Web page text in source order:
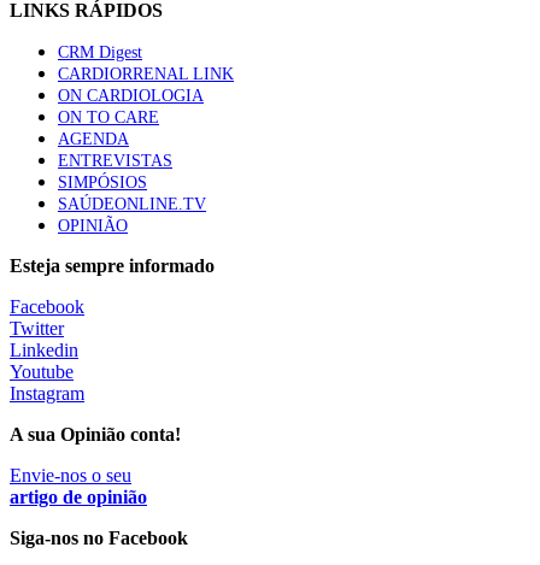
Quase quatro em cada dez doentes com enfarte
88 visualizações
Trodelvy aprovado para primeira linha no cancro da
mama triplo negativo metastático em doentes não
elegíveis para inibidores PD-(L)1
61 visualizações
MAIS NOTÍCIAS
Quase 11.900 jovens recorreram aos cheques psicólogo e
nutricionista no primeiro mês
7 Ago, 2026
ULS de Coimbra estreia cirurgia endoscópica do ouvido com
apoio robótico em Portugal
7 Ago, 2026 0 Comments
LINKS RÁPIDOS
CRM Digest
CARDIORRENAL LINK
ON CARDIOLOGIA
ON TO CARE
AGENDA
ENTREVISTAS
SIMPÓSIOS
SAÚDEONLINE.TV
OPINIÃO
Esteja sempre informado
Facebook
Twitter
Linkedin
Youtube
Instagram
A sua Opinião conta!
Envie-nos o seu
artigo de opinião
Siga-nos no Facebook